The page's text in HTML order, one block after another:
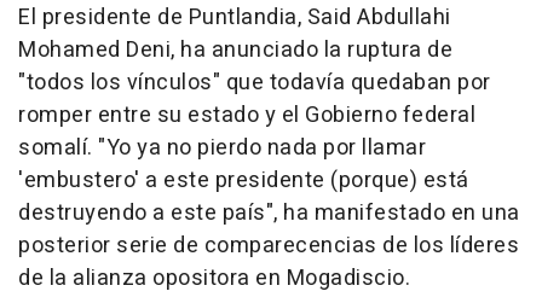
El presidente de Puntlandia, Said Abdullahi
Mohamed Deni, ha anunciado la ruptura de
"todos los vínculos" que todavía quedaban por
romper entre su estado y el Gobierno federal
somalí. "Yo ya no pierdo nada por llamar
'embustero' a este presidente (porque) está
destruyendo a este país", ha manifestado en una
posterior serie de comparecencias de los líderes
de la alianza opositora en Mogadiscio.